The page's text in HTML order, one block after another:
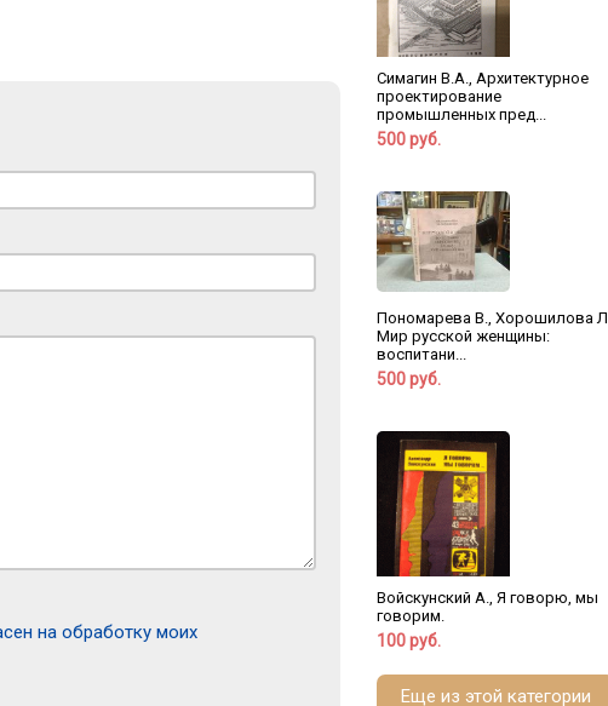
на обработку моих
Симагин В.А., Архитектурное
проектирование
промышленных пред...
500 руб.
Пономарева В., Хорошилова Л.,
Мир русской женщины:
воспитани...
500 руб.
Войскунский А., Я говорю, мы
говорим.
100 руб.
Еще из этой категории